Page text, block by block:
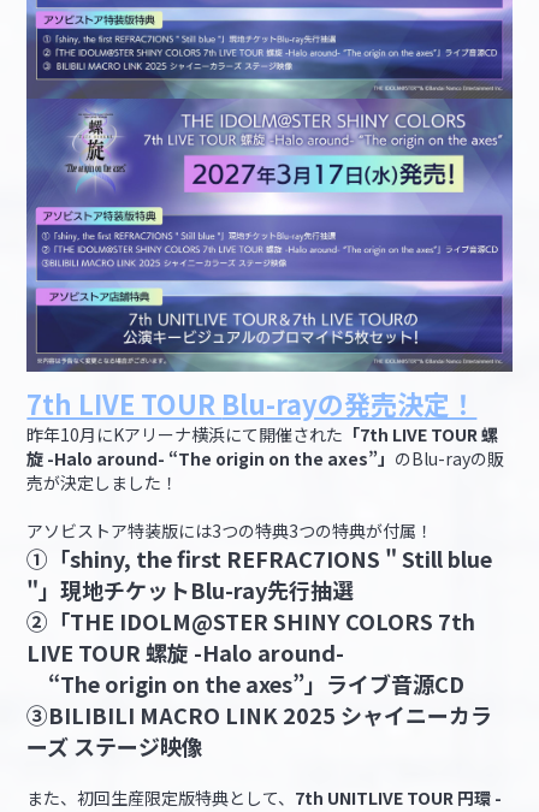
7th LIVE TOUR Blu-rayの発売決定！
昨年10月にKアリーナ横浜にて開催された 「7th LIVE TOUR 螺
旋 -Halo around- “The origin on the axes”」 のBlu-rayの販
売が決定しました！
アソビストア特装版には3つの特典3つの特典が付属！
①「shiny, the first REFRAC7IONS " Still blue
"」現地チケットBlu-ray先行抽選
②「THE IDOLM@STER SHINY COLORS 7th
LIVE TOUR 螺旋 -Halo around-
“The origin on the axes”」ライブ音源CD
③BILIBILI MACRO LINK 2025 シャイニーカラ
ーズ ステージ映像
また、初回生産限定版特典として、 7th UNITLIVE TOUR 円環 -